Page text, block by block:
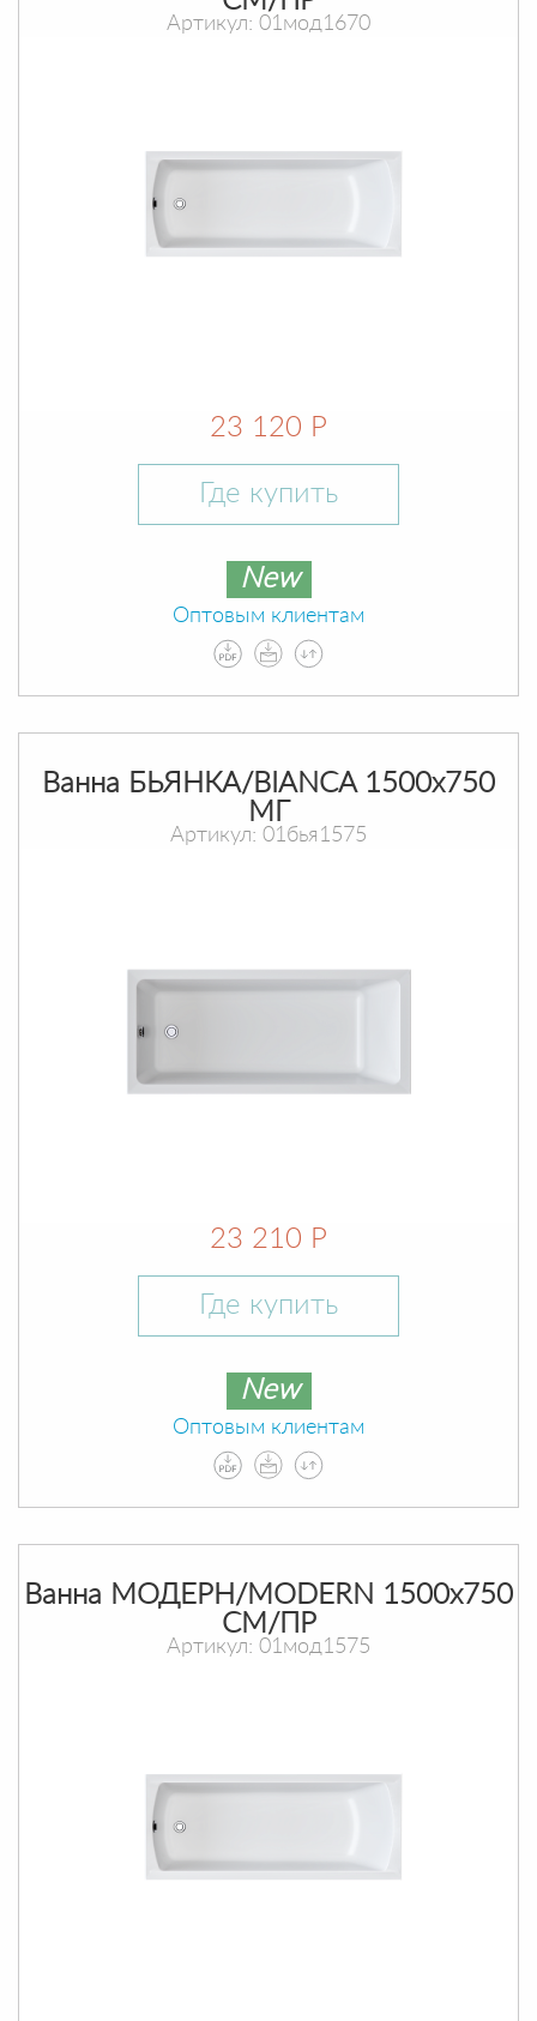
Артикул: 01мод1670
23 120 Р
Где купить
New
Оптовым клиентам
Ванна БЬЯНКА/BIANCA 1500х750
МГ
Артикул: 01бья1575
23 210 Р
Где купить
New
Оптовым клиентам
Ванна МОДЕРН/MODERN 1500х750
СМ/ПР
Артикул: 01мод1575